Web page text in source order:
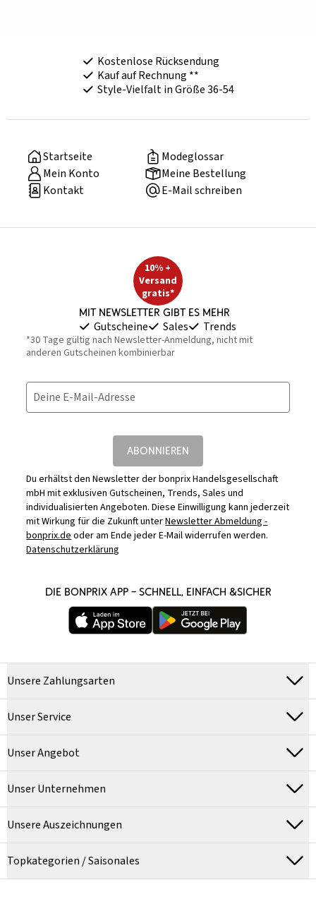
Kostenlose Rücksendung
Kauf auf Rechnung **
Style-Vielfalt in Größe 36-54
Startseite
Modeglossar
Mein Konto
Meine Bestellung
Kontakt
E-Mail schreiben
10% +
Versand
gratis*
Mit Newsletter gibt es mehr
Gutscheine Sales Trends
*30 Tage gültig nach Newsletter-Anmeldung, nicht mit
anderen Gutscheinen kombinierbar
Deine E-Mail-Adresse
ABONNIEREN
Du erhältst den Newsletter der bonprix Handelsgesellschaft
mbH mit exklusiven Gutscheinen, Trends, Sales und
individualisierten Angeboten. Diese Einwilligung kann jederzeit
mit Wirkung für die Zukunft unterNewsletter Abmeldung -
bonprix.deoder am Ende jeder E-Mail widerrufen werden.
Datenschutzerklärung
DIE BONPRIX APP – SCHNELL, EINFACH &SICHER
Unsere Zahlungsarten
Unser Service
Unser Angebot
Unser Unternehmen
Unsere Auszeichnungen
Topkategorien / Saisonales